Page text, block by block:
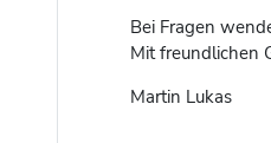
Bei Fragen
Mit freundlichen
Martin Lukas